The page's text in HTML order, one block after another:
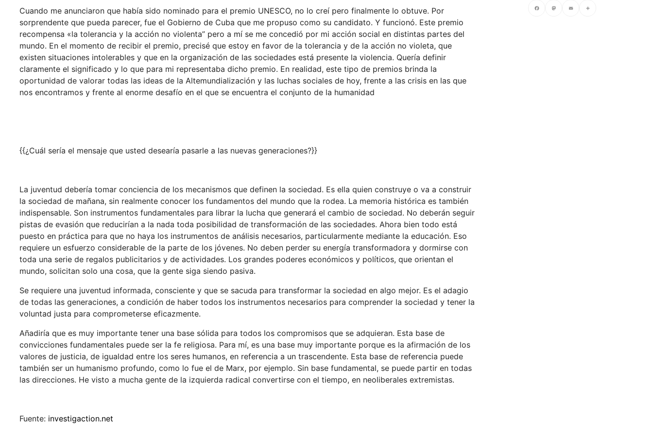
Cuando me anunciaron que había sido nominado para el premio UNESCO, no lo creí pero finalmente lo obtuve. Por
sorprendente que pueda parecer, fue el Gobierno de Cuba que me propuso como su candidato. Y funcionó. Este premio
recompensa «la tolerancia y la acción no violenta” pero a mí se me concedió por mi acción social en distintas partes del
mundo. En el momento de recibir el premio, precisé que estoy en favor de la tolerancia y de la acción no violeta, que
existen situaciones intolerables y que en la organización de las sociedades está presente la violencia. Quería definir
claramente el significado y lo que para mi representaba dicho premio. En realidad, este tipo de premios brinda la
oportunidad de valorar todas las ideas de la Altemundialización y las luchas sociales de hoy, frente a las crisis en las que
nos encontramos y frente al enorme desafío en el que se encuentra el conjunto de la humanidad
{{¿Cuál sería el mensaje que usted desearía pasarle a las nuevas generaciones?}}
La juventud debería tomar conciencia de los mecanismos que definen la sociedad. Es ella quien construye o va a construir
la sociedad de mañana, sin realmente conocer los fundamentos del mundo que la rodea. La memoria histórica es también
indispensable. Son instrumentos fundamentales para librar la lucha que generará el cambio de sociedad. No deberán seguir
pistas de evasión que reducirían a la nada toda posibilidad de transformación de las sociedades. Ahora bien todo está
puesto en práctica para que no haya los instrumentos de análisis necesarios, particularmente mediante la educación. Eso
requiere un esfuerzo considerable de la parte de los jóvenes. No deben perder su energía transformadora y dormirse con
toda una serie de regalos publicitarios y de actividades. Los grandes poderes económicos y políticos, que orientan el
mundo, solicitan solo una cosa, que la gente siga siendo pasiva.
Se requiere una juventud informada, consciente y que se sacuda para transformar la sociedad en algo mejor. Es el adagio
de todas las generaciones, a condición de haber todos los instrumentos necesarios para comprender la sociedad y tener la
voluntad justa para comprometerse eficazmente.
Añadiría que es muy importante tener una base sólida para todos los compromisos que se adquieran. Esta base de
convicciones fundamentales puede ser la fe religiosa. Para mí, es una base muy importante porque es la afirmación de los
valores de justicia, de igualdad entre los seres humanos, en referencia a un trascendente. Esta base de referencia puede
también ser un humanismo profundo, como lo fue el de Marx, por ejemplo. Sin base fundamental, se puede partir en todas
las direcciones. He visto a mucha gente de la izquierda radical convertirse con el tiempo, en neoliberales extremistas.
Fuente: investigaction.net